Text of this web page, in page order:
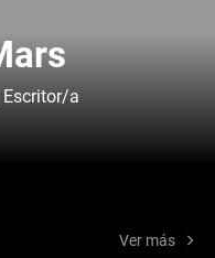
a
Ver más